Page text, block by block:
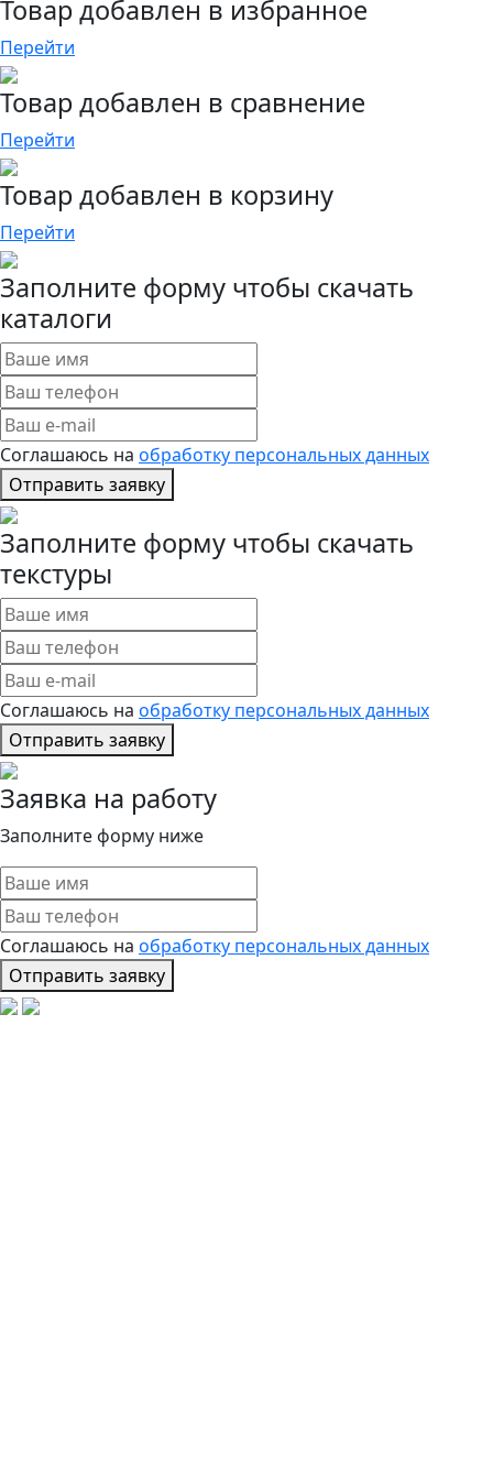
Товар добавлен в избранное
Перейти
Товар добавлен в сравнение
Перейти
Товар добавлен в корзину
Перейти
Заполните форму чтобы скачать
каталоги
Соглашаюсь на обработку персональных данных
Отправить заявку
Заполните форму чтобы скачать
текстуры
Соглашаюсь на обработку персональных данных
Отправить заявку
Заявка на работу
Заполните форму ниже
Соглашаюсь на обработку персональных данных
Отправить заявку